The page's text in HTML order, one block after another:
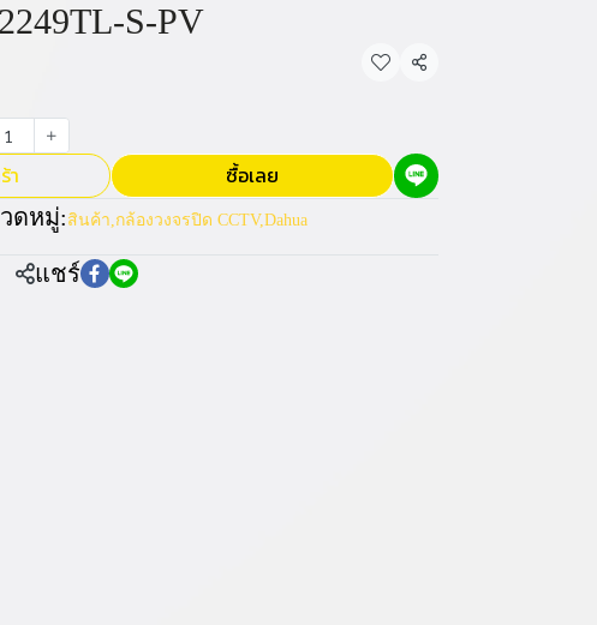
S-PV
แชร์
า ซื้อเลย
ดหมู่: สินค้า,กล้องวงจรปิด CCTV,Dahua
แชร์